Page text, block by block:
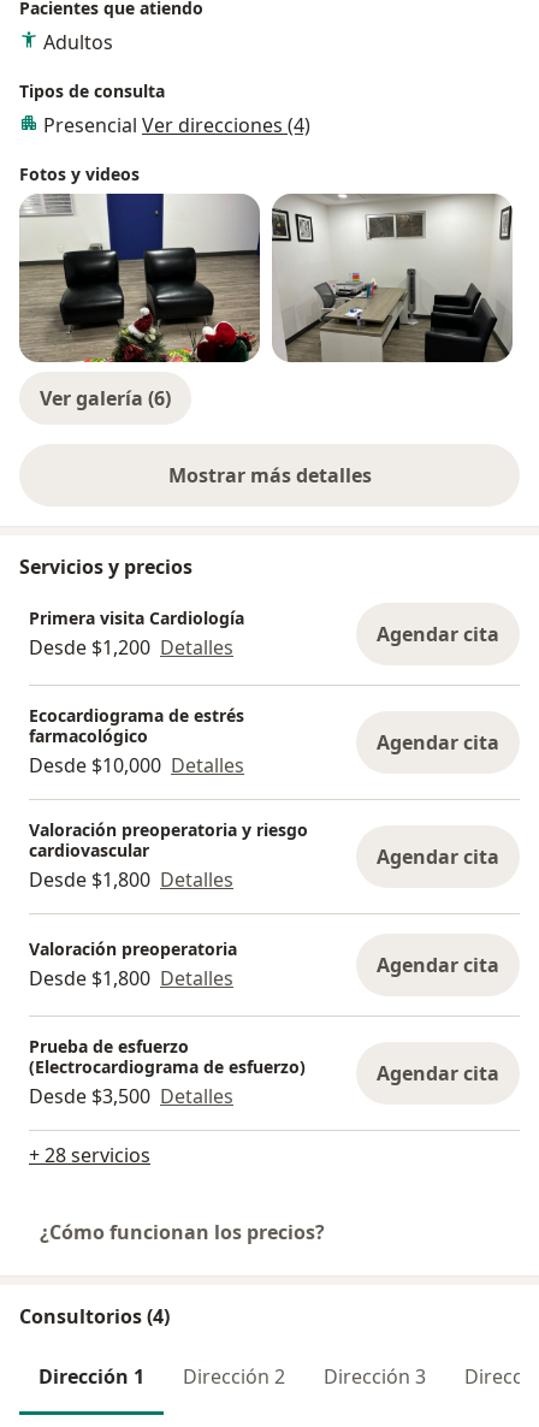
Pacientes que atiendo
Adultos
Tipos de consulta
Presencial Ver direcciones (4)
Fotos y videos
Ver galería (6)
Mostrar más detalles
sobre la experiencia
Servicios y precios
Primera visita Cardiología
Desde $1,200 Detalles Agendar cita
Ecocardiograma de estrés
farmacológico
Desde $10,000 Detalles
Agendar cita
Valoración preoperatoria y riesgo
cardiovascular
Desde $1,800 Detalles
Agendar cita
Valoración preoperatoria
Desde $1,800 Detalles Agendar cita
Prueba de esfuerzo
(Electrocardiograma de esfuerzo)
Desde $3,500 Detalles
Agendar cita
+ 28 servicios
¿Cómo funcionan los precios?
Consultorios (4)
Dirección 1 Dirección 2 Dirección 3